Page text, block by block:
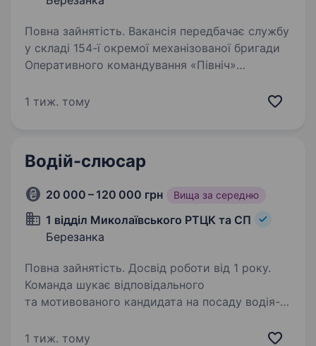
Повна зайнятість. Вакансія передбачає службу
у складі 154-ї окремої механізованої бригади
Оперативного командування «Північ»
Вакансія також доступна для кандидатів
1 тиж. тому
Водій-слюсар
20 000 – 120 000 грн Вища за середню
1 відділ Миколаївського РТЦК та СП
Березанка
Повна зайнятість. Досвід роботи від 1 року.
Команда шукає відповідального
та мотивованого кандидата на посаду водія-
бригади 16-го армійського корпусу
1 тиж. тому